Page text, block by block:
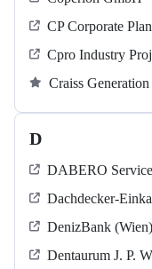
CP Corporate
Cpro Industry
Craiss
D
DABERO
Dachdecker-
DenizBank
Dentaurum J. P.